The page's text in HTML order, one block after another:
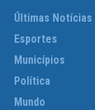
Últimas Notícias
Esportes
Municípios
Política
Mundo